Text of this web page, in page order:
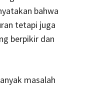
bahwa
tetapi juga
berpikir dan
masalah